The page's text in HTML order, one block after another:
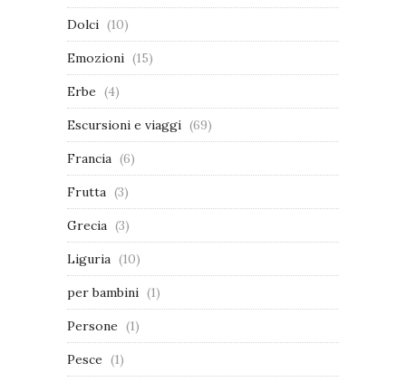
Dolci (10)
Emozioni (15)
Erbe (4)
Escursioni e viaggi (69)
Francia (6)
Frutta (3)
Grecia (3)
Liguria (10)
per bambini (1)
Persone (1)
Pesce (1)